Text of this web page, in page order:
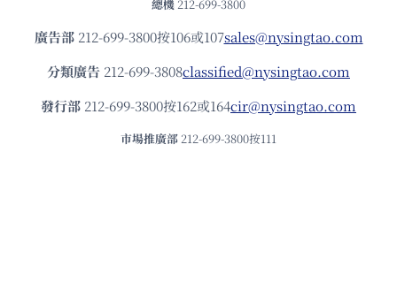
總機 212-699-3800
廣告部212-699-3800按106或107sales@nysingtao.com
分類廣告 212-699-3808classified@nysingtao.com
發⾏部 212-699-3800按162或164cir@nysingtao.com
市場推廣部 212-699-3800按111